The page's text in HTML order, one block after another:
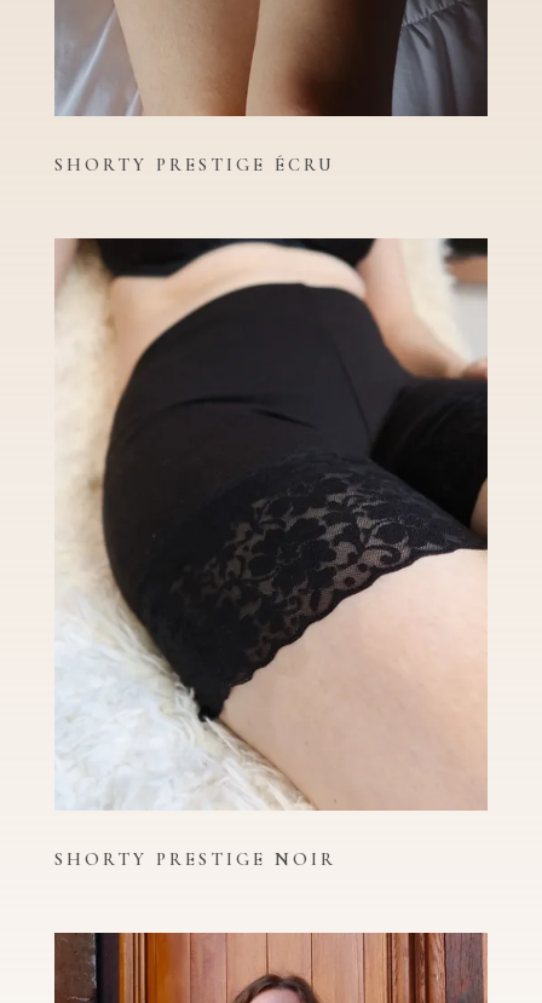
SHORTY PRESTIGE ÉCRU
SHORTY PRESTIGE NOIR